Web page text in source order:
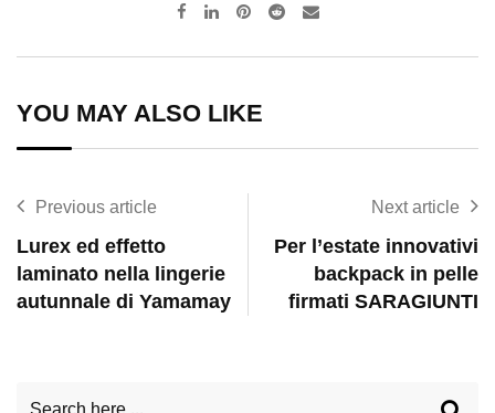
Pinterest
RedditShare
YOU MAY ALSO LIKE
Previous article
Lurex ed effetto
laminato nella lingerie
autunnale di Yamamay
Next article
Per l’estate innovativi
backpack in pelle
firmati SARAGIUNTI